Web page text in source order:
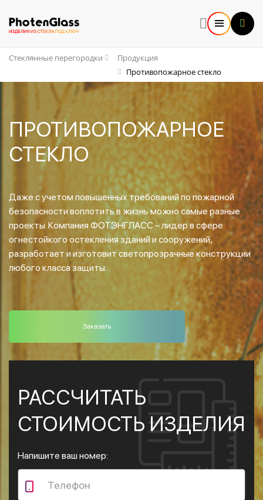
Стеклянные перегородки
Продукция
Противопожарное стекло
ПРОТИВОПОЖАРНОЕ
СТЕКЛО
Даже с учетом повышенных требований по пожарной
безопасности воплотить в жизнь можно самые разные
проекты. Компания ФОТЭНГЛАСС – лидер в сфере
огнестойкого остекления зданий и сооружений,
разработает и изготовит светопрозрачные конструкции
любого класса защиты.
Заказать
РАССЧИТАТЬ
СТОИМОСТЬ ИЗДЕЛИЯ
Напишите ваш номер: